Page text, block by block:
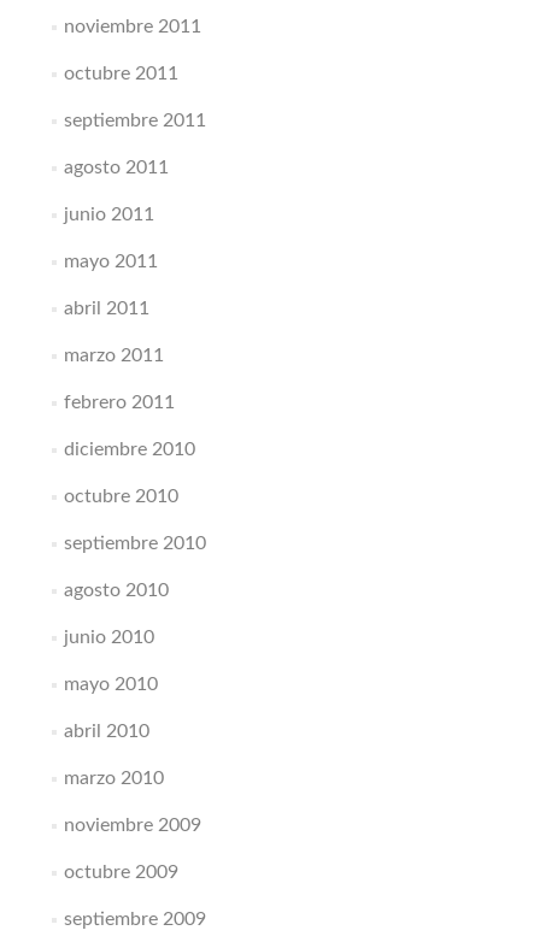
noviembre 2011
octubre 2011
septiembre 2011
agosto 2011
junio 2011
mayo 2011
abril 2011
marzo 2011
febrero 2011
diciembre 2010
octubre 2010
septiembre 2010
agosto 2010
junio 2010
mayo 2010
abril 2010
marzo 2010
noviembre 2009
octubre 2009
septiembre 2009